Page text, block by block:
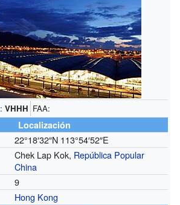
:VHHH FAA:
Localización
22°18′32″N 113°54′52″E
Chek Lap Kok, República Popular
China
9
Hong Kong